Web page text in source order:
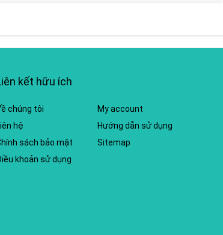
kết hữu ích
chúng tôi
hệ
sách bảo mật
khoản sử dụng
My account
Hướng dẫn sử dụng
Sitemap